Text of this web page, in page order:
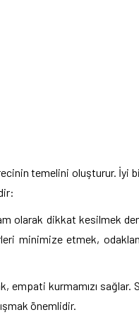
temelini oluşturur. İyi
olarak dikkat kesilmek
minimize etmek,
empati kurmamızı sağlar.
önemlidir.